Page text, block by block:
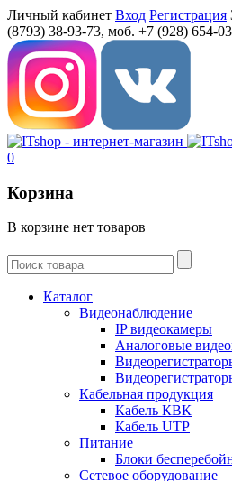
Личный кабинет Вход Регистрация
(8793) 38-93-73, моб. +7 (928) 654-
0
Корзина
В корзине нет товаров
Каталог
Видеонаблюдение
IP видеокамеры
Aналоговые
Кабельная продукция
Кабель КВК
Кабель UTP
Питание
Блоки
Сетевое оборудование